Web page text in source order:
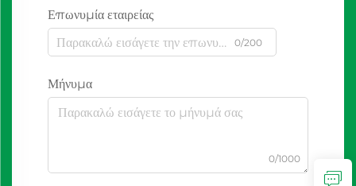
Επωνυμία εταιρείας
0/200
Μήνυμα
0/1000